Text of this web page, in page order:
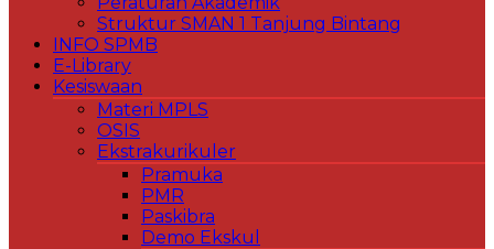
Struktur SMAN 1 Tanjung Bintang
INFO SPMB
E-Library
Kesiswaan
Materi MPLS
OSIS
Ekstrakurikuler
Pramuka
PMR
Paskibra
Demo Ekskul